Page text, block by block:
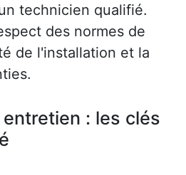
technicien qualifié.
des normes de
de l'installation et la
: les clés